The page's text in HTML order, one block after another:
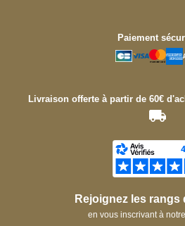
Paiement
Livraison offerte à partir de 60€
Rejoignez les rangs
en vous inscrivant à